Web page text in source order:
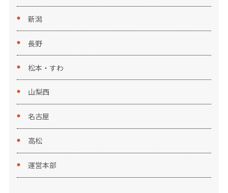
新潟
長野
松本・すわ
山梨西
名古屋
高松
運営本部